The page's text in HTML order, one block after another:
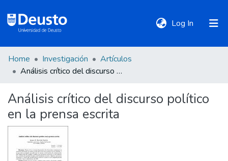
Log In (current)
DeustoTeka
Communities
&
Collections
All of DSpace
Home Investigación
Artículos
Análisis crítico del discurso político en la prensa escrita
Análisis crítico del discurso político
en la prensa escrita